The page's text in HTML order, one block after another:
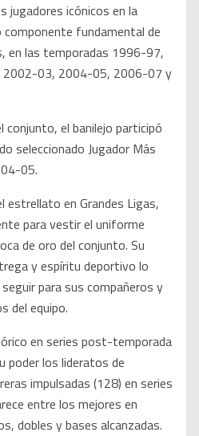
jugadores icónicos en la
fundamental de
en las temporadas 1996-97,
03, 2004-05, 2006-07 y
conjunto, el banilejo participó
seleccionado Jugador Más
05.
estrellato en Grandes Ligas,
para vestir el uniforme
de oro del conjunto. Su
y espíritu deportivo lo
para sus compañeros y
del equipo.
en series post-temporada
poder los lideratos de
impulsadas (128) en series
entre los mejores en
dobles y bases alcanzadas.